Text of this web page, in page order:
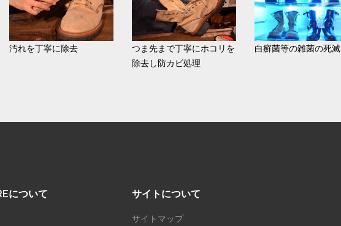
汚れを丁寧に除去
つま先まで丁寧にホコリを
除去し防カビ処理
白癬菌等の雑菌の死滅
について サイトについて
サイトマップ